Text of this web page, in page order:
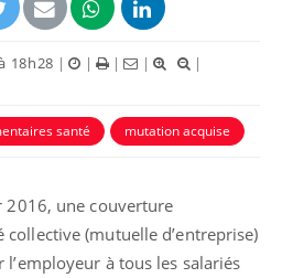
18h28 | | | |
|
santé mutation acquise
une couverture
(mutuelle d’entreprise)
à tous les salariés